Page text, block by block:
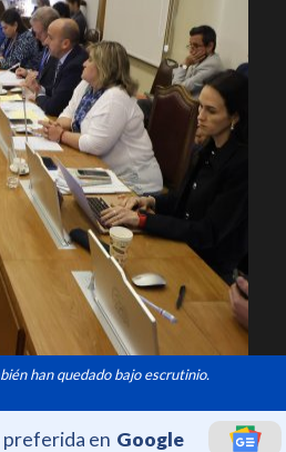
han quedado bajo escrutinio.
en Google